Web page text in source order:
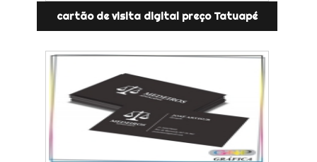
cartão de visita digital preço Tatuapé